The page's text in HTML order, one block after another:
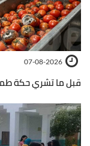
07-08-2026
قبل ما تشري حكة